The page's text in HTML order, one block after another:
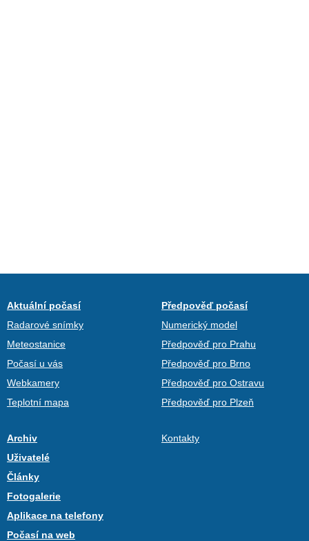
Aktuální počasí
Radarové snímky
Meteostanice
Počasí u vás
Webkamery
Teplotní mapa
Předpověď počasí
Numerický model
Předpověď pro Prahu
Předpověď pro Brno
Předpověď pro Ostravu
Předpověď pro Plzeň
Archiv
Uživatelé
Články
Fotogalerie
Aplikace na telefony
Počasí na web
Kontakty